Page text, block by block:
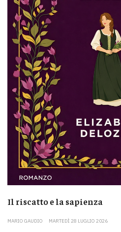
Il riscatto e la sapienza
MARIO GAUDIO MARTEDÌ 28 LUGLIO 2026